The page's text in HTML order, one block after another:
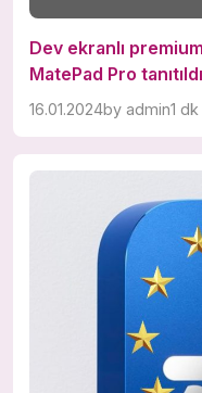
Dev ekranlı
MatePad Pro
16.01.2024by admin1